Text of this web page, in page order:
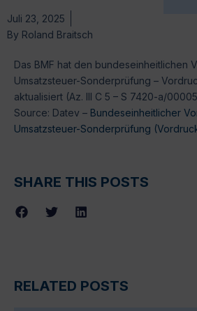
Juli 23, 2025
By Roland Braitsch
Das BMF hat den bundeseinheitlichen
Umsatzsteuer-Sonderprüfung –
aktualisiert (Az. III C 5 – S 7420-a/
Source: Datev – Bundeseinheitlicher
Umsatzsteuer-Sonderprüfung
SHARE THIS POSTS
RELATED POSTS